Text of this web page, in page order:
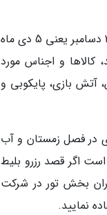
این جشنواره که با عنوان بزرگترین فستیوال خرید دنیا شناخته میشود، همه ساله به مدت یک ماه از 26 دسامبر یعنی 5 دی ماه
کالاها و اجناس مورد
آتش بازی، پایکوبی و
در فصل زمستان و آب
اگر قصد رزرو بلیط
را دارید عجله کنید و یا با شماره گیری 75134000 با همکاران بخش تور در شرکت
نمایید.